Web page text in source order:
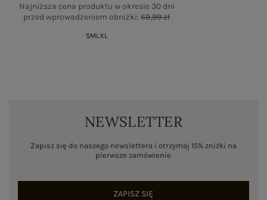
Najniższa cena produktu w okresie 30 dni
przed wprowadzeniem obniżki:69,99 zł
SML XL
NEWSLETTER
Zapisz się do naszego newslettera i otrzymaj 15% zniżki na
pierwsze zamówienie
ZAPISZ SIĘ